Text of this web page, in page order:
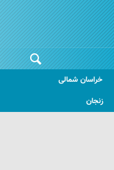
خراسان شمالی
زنجان